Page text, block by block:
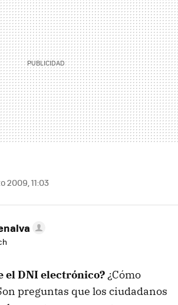
2009, 11:03
elDNIelectrónico?¿Cómo
preguntas que los ciudadanos